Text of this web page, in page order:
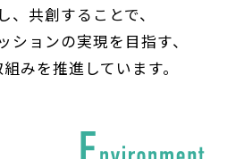
、共創することで、
ションの実現を目指す、
みを推進しています。